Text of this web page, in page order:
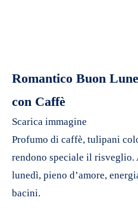
Romantico Buon
con Caffè
Scarica immagine
Profumo di caffè, tulipani
rendono speciale il risveglio.
lunedì, pieno d’amore,
bacini.